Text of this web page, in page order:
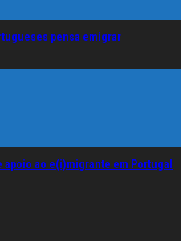
pensa emigrar
ao e(i)migrante em Portugal